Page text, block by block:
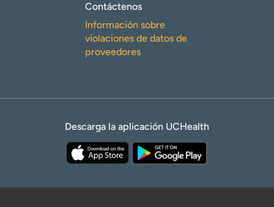
Contáctenos
Información sobre
violaciones de datos de
proveedores
Descarga la aplicación UCHealth